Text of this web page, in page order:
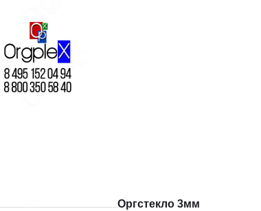
Оргстекло 3мм